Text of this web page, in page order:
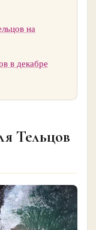
на
в декабре
Тельцов